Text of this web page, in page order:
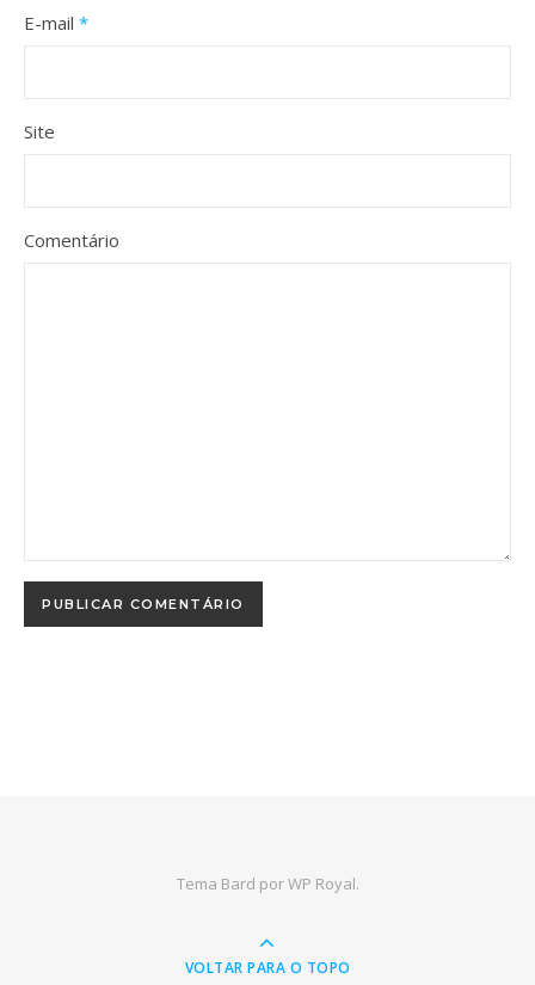
E-mail *
Site
Comentário
Tema Bard porWP Royal.
VOLTAR PARA O TOPO